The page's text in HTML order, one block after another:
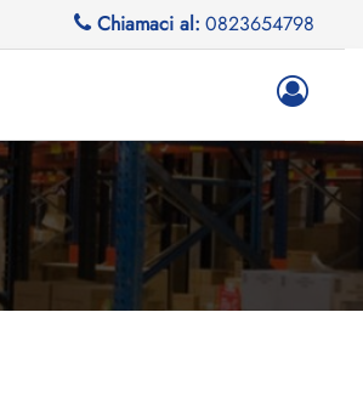
Chiamaci al: 0823654798